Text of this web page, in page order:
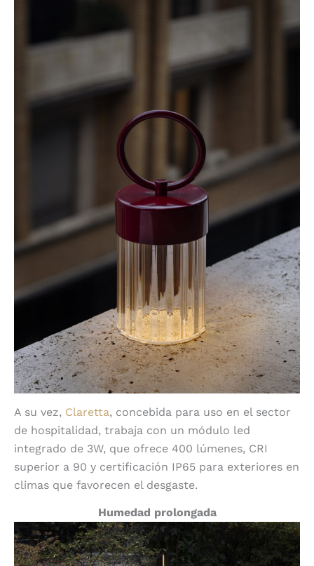
A su vez, Claretta, concebida para uso en el sector
de hospitalidad, trabaja con un módulo led
integrado de 3W, que ofrece 400 lúmenes, CRI
superior a 90 y certificación IP65 para exteriores en
climas que favorecen el desgaste.
Humedad prolongada